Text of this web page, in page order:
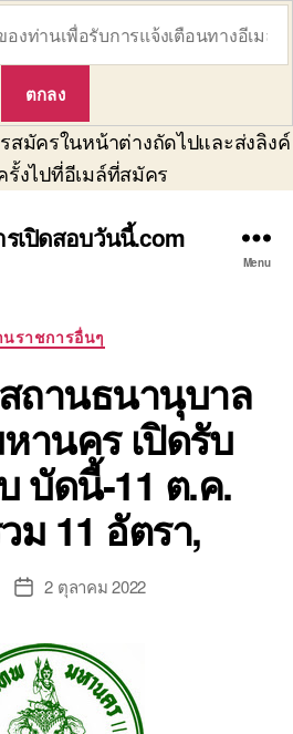
สมัครในหน้าต่างถัดไปและส่งลิงค์
งไปที่อีเมล์ที่สมัคร
รเปิดสอบวันนี้.com
Menu
Categories
นราชการอื่นๆ
ถานธนานุบาล
านคร เปิดรับ
บัดนี้-11 ต.ค.
ม 11 อัตรา,
Post2 ตุลาคม 2022